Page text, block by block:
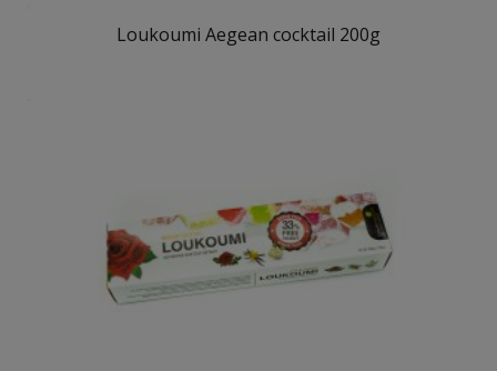
Loukoumi Aegean cocktail 200g